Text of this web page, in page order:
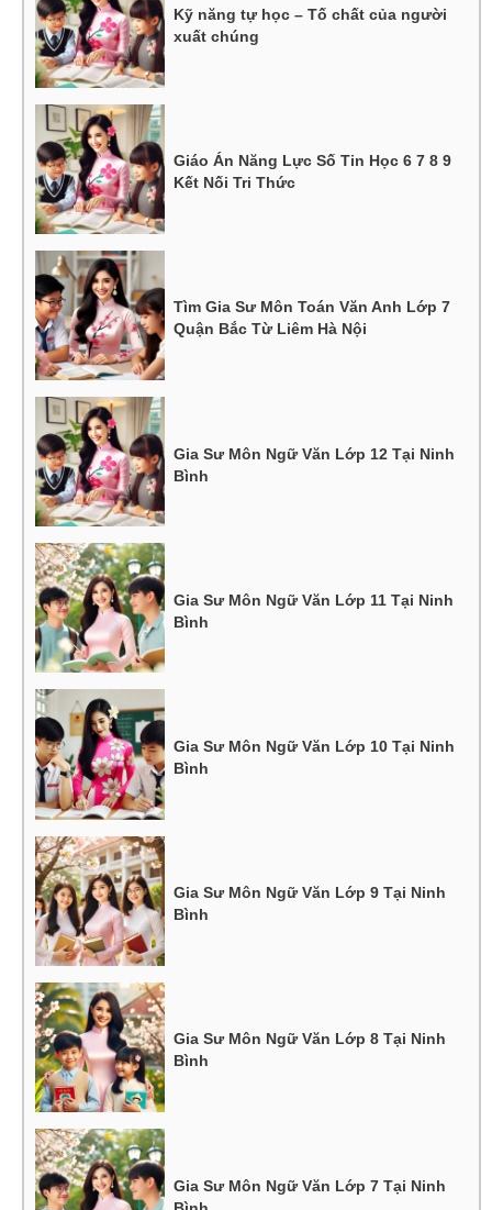
Kỹ năng tự học – Tố chất của người
xuất chúng
Giáo Án Năng Lực Số Tin Học 6 7 8 9
Kết Nối Tri Thức
Tìm Gia Sư Môn Toán Văn Anh Lớp 7
Quận Bắc Từ Liêm Hà Nội
Gia Sư Môn Ngữ Văn Lớp 12 Tại Ninh
Bình
Gia Sư Môn Ngữ Văn Lớp 11 Tại Ninh
Bình
Gia Sư Môn Ngữ Văn Lớp 10 Tại Ninh
Bình
Gia Sư Môn Ngữ Văn Lớp 9 Tại Ninh
Bình
Gia Sư Môn Ngữ Văn Lớp 8 Tại Ninh
Bình
Gia Sư Môn Ngữ Văn Lớp 7 Tại Ninh